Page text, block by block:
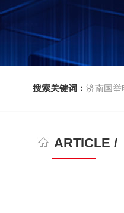
搜索关键词： 济南国举
ARTICLE /